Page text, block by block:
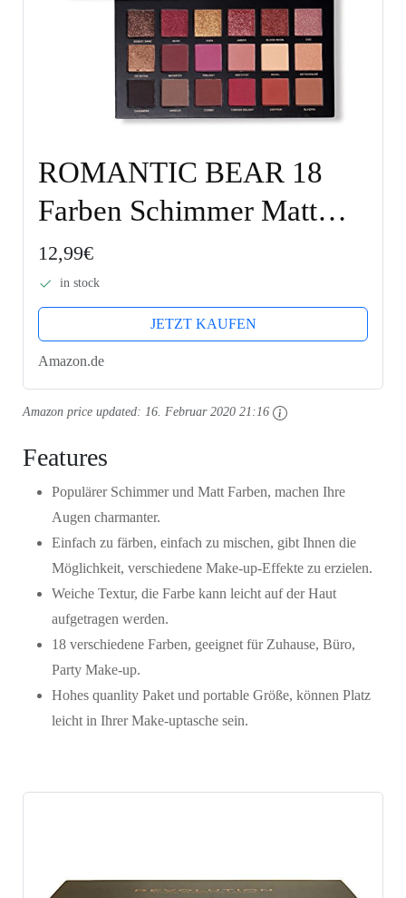
ROMANTIC BEAR 18
Farben Schimmer Matt
Pigment Lidschatten
Palette Nude Beauty
Make-up (18 Farben-1)
12,99€
in stock
JETZT KAUFEN
Amazon.de
Amazon price updated: 16. Februar 2020 21:16
Features
Populärer Schimmer und Matt Farben, machen Ihre
Augen charmanter.
Einfach zu färben, einfach zu mischen, gibt Ihnen die
Möglichkeit, verschiedene Make-up-Effekte zu erzielen.
Weiche Textur, die Farbe kann leicht auf der Haut
aufgetragen werden.
18 verschiedene Farben, geeignet für Zuhause, Büro,
Party Make-up.
Hohes quanlity Paket und portable Größe, können Platz
leicht in Ihrer Make-uptasche sein.